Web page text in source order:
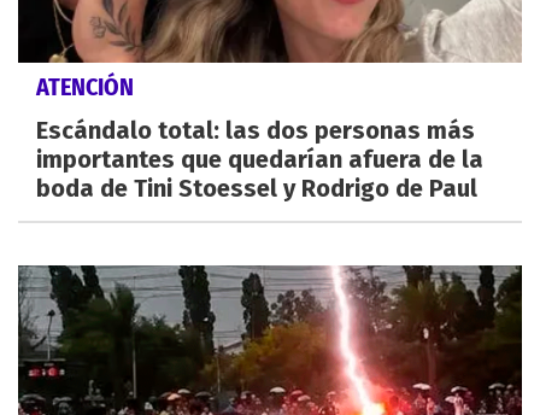
ATENCIÓN
Escándalo total: las dos personas más
importantes que quedarían afuera de la
boda de Tini Stoessel y Rodrigo de Paul